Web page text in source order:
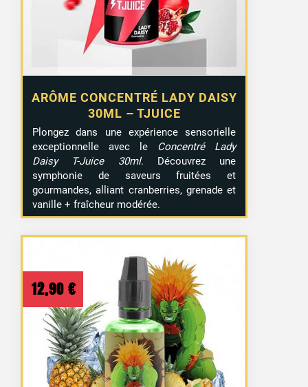
ARÔME CONCENTRÉ LADY DAISY
30ML – TJUICE
Plongez dans une expérience sensorielle
exceptionnelle avec le Concentré Lady
Daisy T-Juice 30ml. Découvrez une
symphonie de saveurs fruitées et
gourmandes, alliant cranberries, grenade et
vanille + fraîcheur modérée.
12,90 €